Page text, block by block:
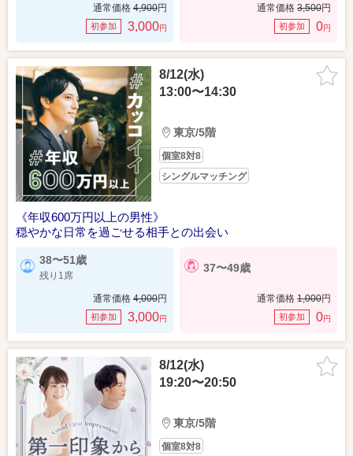
通常価格 4,900円
初参加 3,000円
通常価格 3,500円
初参加 0円
8/12(水)
13:00〜14:30
東京/5階
個室8対8
シングルマッチング
《年収600万円以上の男性》
穏やかな日常を過ごせる相手との出会い
38〜51歳
残り1席
通常価格 4,000円
初参加 3,000円
37〜49歳
通常価格 1,000円
初参加 0円
8/12(水)
19:20〜20:50
東京/5階
個室8対8